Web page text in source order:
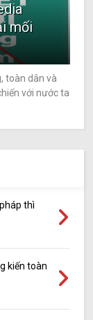
mối
toàn dân và
với nước ta
thì
kiến toàn